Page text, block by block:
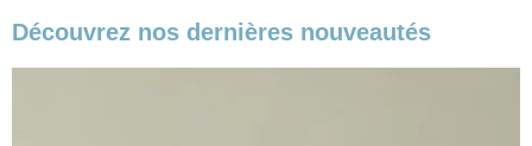
Découvrez nos dernières nouveautés